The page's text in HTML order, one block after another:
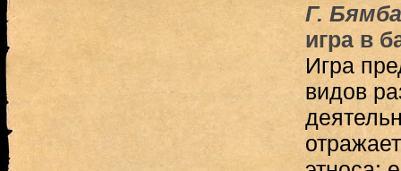
Г.
игра в
Игра
видов